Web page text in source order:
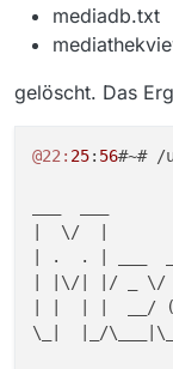
mediadb.txt
gelöscht. Das
@22: 25: 56#~# /
|  \/  |
| .  . | ___
| |\/| |/ _ \/
| |  | |  __/
\_|  |_/